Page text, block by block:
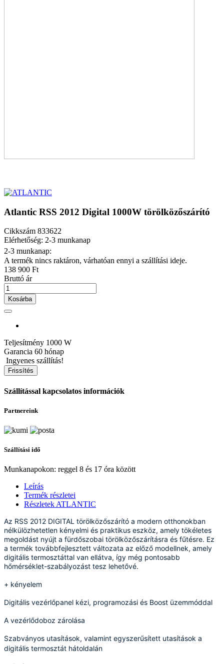
Atlantic RSS 2012 Digital 1000W törölközőszárító
Cikkszám 833622
Elérhetőség: 2-3 munkanap
2-3 munkanap:
A termék nincs raktáron, várhatóan ennyi a szállítási ideje.
138 900 Ft
Bruttó ár
Kosárba
Teljesítmény 1000 W
Garancia 60 hónap
Ingyenes szállítás!
Szállítással kapcsolatos információk
Partnereink
Szállítási idő
Munkanapokon: reggel 8 és 17 óra között
Leírás
Termék részletei
Részletek ATLANTIC
Az RSS 2012 DIGITAL törölközőszárító a modern otthonokban
nélkülözhetetlen kényelmi és praktikus eszköz, amely tökéletes
megoldást nyújt a fürdőszobai törölközőszárításra és fűtésre. Ez
a termék továbbfejlesztett változata az előző modellnek, amely
digitális termosztáttal van ellátva, így még pontosabb
hőmérséklet-szabályozást tesz lehetővé.
+ kényelem
Digitális vezérlőpanel kézi, programozási és Boost üzemmóddal
A vezérlődoboz zárolása
Szabványos utasítások, valamint egyszerűsített utasítások a
digitális termosztát hátoldalán